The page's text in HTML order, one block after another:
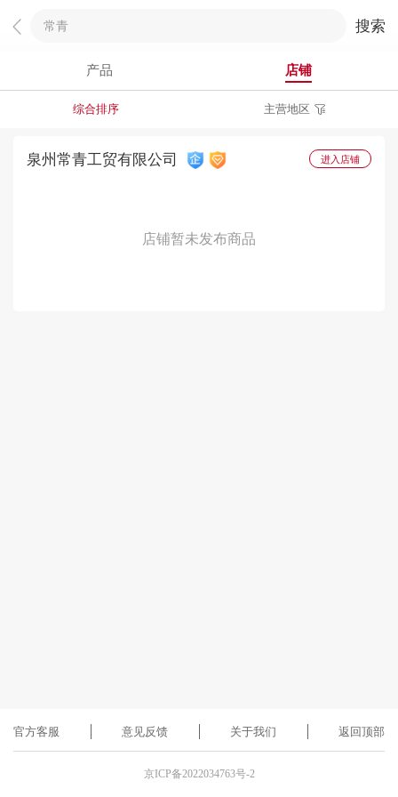
搜索
产品 店铺
综合排序 主营地区
泉州 常青工贸有限公司 进入店铺
店铺暂未发布商品
官方客服 意见反馈 关于我们 返回顶部
京ICP备2022034763号-2